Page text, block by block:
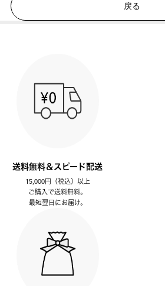
戻る
送料無料＆スピード配送
15,000円（税込）以上
ご購入で送料無料。
最短翌日にお届け。